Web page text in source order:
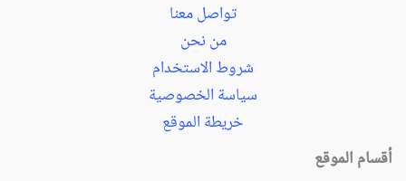
تواصل معنا
من نحن
شروط الاستخدام
سياسة الخصوصية
خريطة الموقع
أقسام الموقع